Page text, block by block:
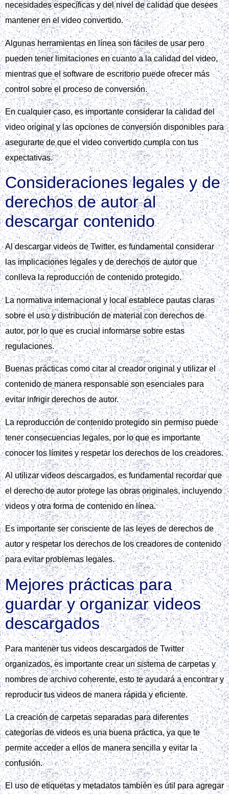
necesidades específicas y del nivel de calidad que desees
mantener en el video convertido.
Algunas herramientas en línea son fáciles de usar pero
pueden tener limitaciones en cuanto a la calidad del video,
mientras que el software de escritorio puede ofrecer más
control sobre el proceso de conversión.
En cualquier caso, es importante considerar la calidad del
video original y las opciones de conversión disponibles para
asegurarte de que el video convertido cumpla con tus
expectativas.
Consideraciones legales y de
derechos de autor al
descargar contenido
Al descargar videos de Twitter, es fundamental considerar
las implicaciones legales y de derechos de autor que
conlleva la reproducción de contenido protegido.
La normativa internacional y local establece pautas claras
sobre el uso y distribución de material con derechos de
autor, por lo que es crucial informarse sobre estas
regulaciones.
Buenas prácticas como citar al creador original y utilizar el
contenido de manera responsable son esenciales para
evitar infrigir derechos de autor.
La reproducción de contenido protegido sin permiso puede
tener consecuencias legales, por lo que es importante
conocer los límites y respetar los derechos de los creadores.
Al utilizar videos descargados, es fundamental recordar que
el derecho de autor protege las obras originales, incluyendo
videos y otra forma de contenido en línea.
Es importante ser consciente de las leyes de derechos de
autor y respetar los derechos de los creadores de contenido
para evitar problemas legales.
Mejores prácticas para
guardar y organizar videos
descargados
Para mantener tus videos descargados de Twitter
organizados, es importante crear un sistema de carpetas y
nombres de archivo coherente, esto te ayudará a encontrar y
reproducir tus videos de manera rápida y eficiente.
La creación de carpetas separadas para diferentes
categorías de videos es una buena práctica, ya que te
permite acceder a ellos de manera sencilla y evitar la
confusión.
El uso de etiquetas y metadatos también es útil para agregar